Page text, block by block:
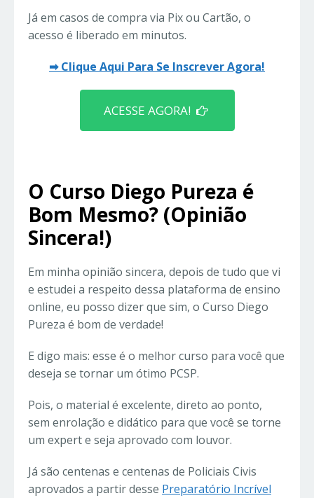
Já em casos de compra via Pix ou Cartão, o
acesso é liberado em minutos.
➡ Clique Aqui Para Se Inscrever Agora!
ACESSE AGORA!
O Curso Diego Pureza é
Bom Mesmo? (Opinião
Sincera!)
Em minha opinião sincera, depois de tudo que vi
e estudei a respeito dessa plataforma de ensino
online, eu posso dizer que sim, o Curso Diego
Pureza é bom de verdade!
E digo mais: esse é o melhor curso para você que
deseja se tornar um ótimo PCSP.
Pois, o material é excelente, direto ao ponto,
sem enrolação e didático para que você se torne
um expert e seja aprovado com louvor.
Já são centenas e centenas de Policiais Civis
aprovados a partir desse Preparatório Incrível